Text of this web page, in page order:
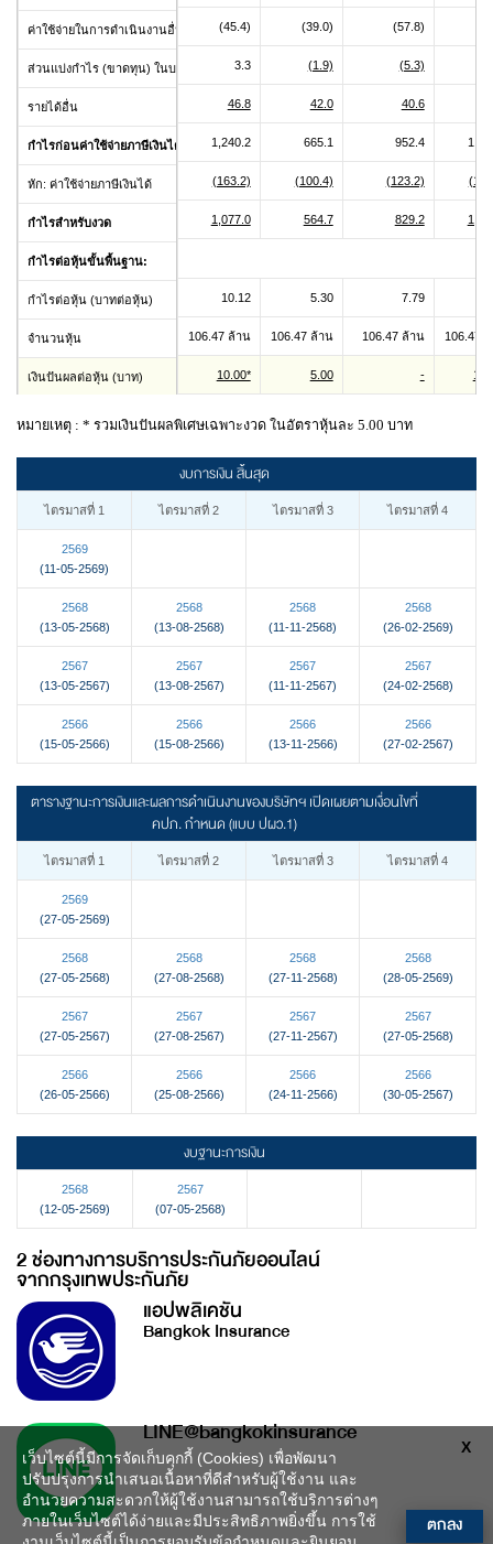
(45.4) (39.0) (57.8)
3.3 (1.9) (5.3)
46.8 42.0 40.6
1,240.2 665.1 952.4
(163.2) (100.4) (123.2)
1,077.0 564.7 829.2
10.12 5.30 7.79
106.47 ล้าน 106.47 ล้าน 106.47 ล้าน 106.47
10.00* 5.00 -
ค่าใช้จ่ายในการดำเนินงานอื่น
ส่วนแบ่งกำไร (ขาดทุน) ในบริษัทร่วมภายใต้วิธีส่วนได้เสีย
รายได้อื่น
กำไรก่อนค่าใช้จ่ายภาษีเงินได้
หัก: ค่าใช้จ่ายภาษีเงินได้
กำไรสำหรับงวด
กำไรต่อหุ้นขั้นพื้นฐาน:
กำไรต่อหุ้น (บาทต่อหุ้น)
จำนวนหุ้น
เงินปันผลต่อหุ้น (บาท)
หมายเหตุ : * รวมเงินปันผลพิเศษเฉพาะงวด ในอัตราหุ้นละ 5.00 บาท
งบการเงิน สิ้นสุด
ไตรมาสที่ 1 ไตรมาสที่ 2 ไตรมาสที่ 3 ไตรมาสที่ 4
2569
(11-05-2569)
2568
(13-05-2568)
2568
(13-08-2568)
2568
(11-11-2568)
2568
(26-02-2569)
2567
(13-05-2567)
2567
(13-08-2567)
2567
(11-11-2567)
2567
(24-02-2568)
2566
(15-05-2566)
2566
(15-08-2566)
2566
(13-11-2566)
2566
(27-02-2567)
ตารางฐานะการเงินและผลการดำเนินงานของบริษัทฯ เปิดเผยตามเงื่อนไขที่
คปภ. กำหนด (แบบ ปผว.1)
ไตรมาสที่ 1 ไตรมาสที่ 2 ไตรมาสที่ 3 ไตรมาสที่ 4
2569
(27-05-2569)
2568
(27-05-2568)
2568
(27-08-2568)
2568
(27-11-2568)
2568
(28-05-2569)
2567
(27-05-2567)
2567
(27-08-2567)
2567
(27-11-2567)
2567
(27-05-2568)
2566
(26-05-2566)
2566
(25-08-2566)
2566
(24-11-2566)
2566
(30-05-2567)
งบฐานะการเงิน
2568
(12-05-2569)
2567
(07-05-2568)
2 ช่องทางการบริการประกันภัยออนไลน์
จากกรุงเทพประกันภัย
แอปพลิเคชัน
Bangkok Insurance
LINE@bangkokinsurance X
เว็บไซต์นี้มีการจัดเก็บคุกกี้ (Cookies) เพื่อพัฒนา
ปรับปรุงการนำเสนอเนื้อหาที่ดีสำหรับผู้ใช้งาน และ
อำนวยความสะดวกให้ผู้ใช้งานสามารถใช้บริการต่างๆ
ภายในเว็บไซต์ได้ง่ายและมีประสิทธิภาพยิ่งขึ้น การใช้
ตกลง